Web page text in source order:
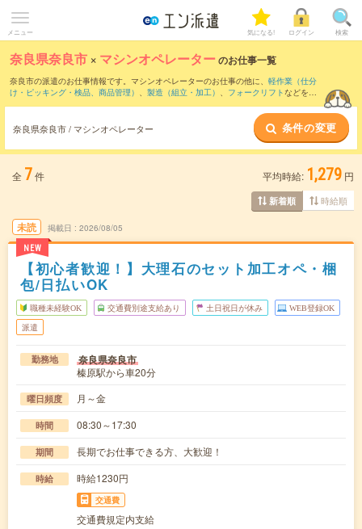
メニュー 気になる! ログイン 検索
奈良県奈良市 × マシンオペレーターのお仕事一覧
奈良市の派遣のお仕事情報です。マシンオペレーターのお仕事の他に、 軽作業（仕分
け・ピッキング・検品、商品管理） 、 製造（組立・加工） 、 フォークリフトなどを取
マシンオペレーターのお仕事とは？とは？
奈良県奈良市 / マシンオペレーター 条件の変更
全 7件 平均時給: 1,279 円
新着順 時給順
未読
NEW
掲載日 2026/08/05
【初心者歓迎！】大理石のセット加工オペ・梱
包/日払いOK
職種未経験OK 交通費別途支給あり 土日祝日が休み WEB登録OK
派遣
勤務地 奈良県奈良市
榛原駅から車20分
曜日頻度 月～金
時間 08:30～17:30
期間 長期でお仕事できる方、大歓迎！
時給 時給1230円
交通費
交通費規定内支給